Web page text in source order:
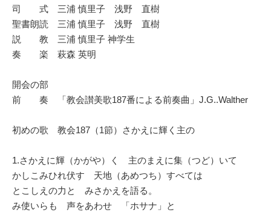
司 式 三浦 慎里子 浅野 直樹
聖書朗読 三浦 慎里子 浅野 直樹
説 教 三浦 慎里子 神学生
奏 楽 萩森 英明
開会の部
前 奏 「教会讃美歌187番による前奏曲」J.G..Walther
初めの歌 教会187（1節）さかえに輝く主の
1.さかえに輝（かがや）く 主のまえに集（つど）いて
かしこみひれ伏す 天地（あめつち）すべては
とこしえの力と みさかえを語る。
み使いらも 声をあわせ 「ホサナ」と